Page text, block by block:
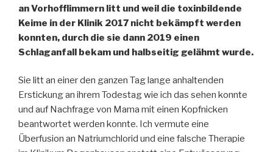
an Vorhofflimmern litt und weil die toxinbildende
Keime in der Klinik 2017 nicht bekämpft werden
konnten, durch die sie dann 2019 einen
Schlaganfall bekam und halbseitig gelähmt wurde.
Sie litt an einer den ganzen Tag lange anhaltenden
Erstickung an ihrem Todestag wie ich das sehen konnte
und auf Nachfrage von Mama mit einen Kopfnicken
beantwortet werden konnte. Ich vermute eine
Überfusion an Natriumchlorid und eine falsche Therapie